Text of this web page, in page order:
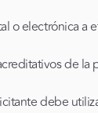
o electrónica a
de la
debe